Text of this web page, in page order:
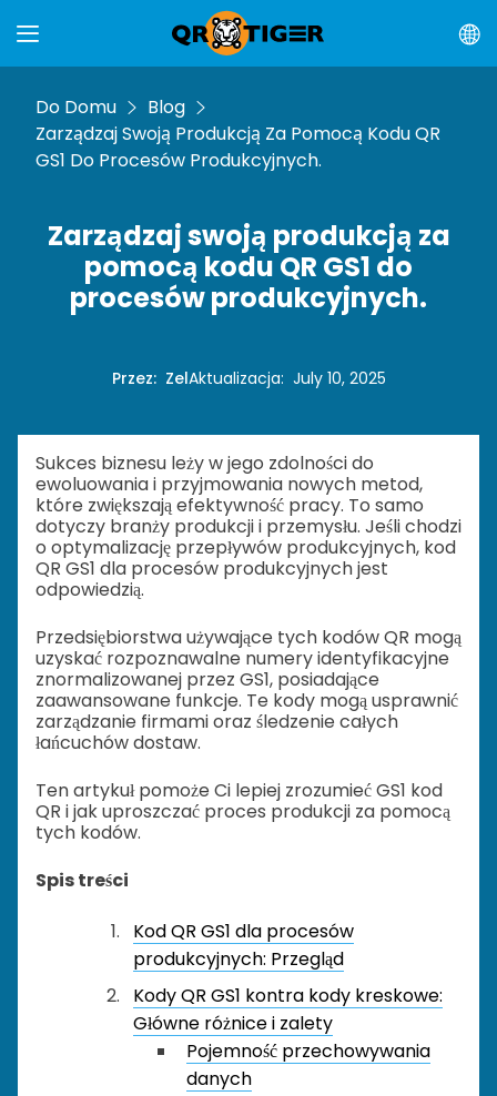
Do Domu
Blog
Zarządzaj Swoją Produkcją Za Pomocą Kodu QR
GS1 Do Procesów Produkcyjnych.
Zarządzaj swoją produkcją za
pomocą kodu QR GS1 do
procesów produkcyjnych.
Przez: ZelAktualizacja: July 10, 2025
Sukces biznesu leży w jego zdolności do
ewoluowania i przyjmowania nowych metod,
które zwiększają efektywność pracy. To samo
dotyczy branży produkcji i przemysłu. Jeśli chodzi
o optymalizację przepływów produkcyjnych, kod
QR GS1 dla procesów produkcyjnych jest
odpowiedzią.
Przedsiębiorstwa używające tych kodów QR mogą
uzyskać rozpoznawalne numery identyfikacyjne
znormalizowanej przez GS1, posiadające
zaawansowane funkcje. Te kody mogą usprawnić
zarządzanie firmami oraz śledzenie całych
łańcuchów dostaw.
Ten artykuł pomoże Ci lepiej zrozumieć GS1 kod
QR i jak uproszczać proces produkcji za pomocą
tych kodów.
Spis treści
Kod QR GS1 dla procesów
produkcyjnych: Przegląd
Kody QR GS1 kontra kody kreskowe:
Główne różnice i zalety
Pojemność przechowywania
danych